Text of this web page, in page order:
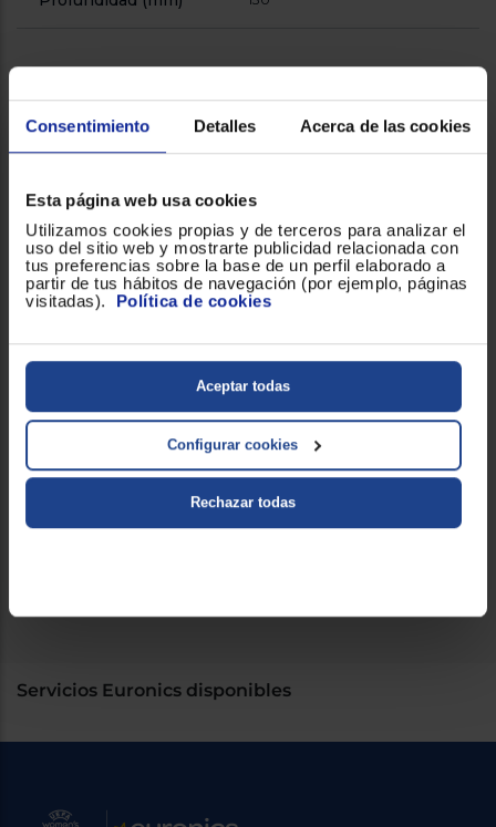
Consentimiento Detalles Acerca de las cookies
Esta página web usa cookies
Utilizamos cookies propias y de terceros para analizar el
uso del sitio web y mostrarte publicidad relacionada con
tus preferencias sobre la base de un perfil elaborado a
partir de tus hábitos de navegación (por ejemplo, páginas
visitadas). Política de cookies
Aceptar todas
Configurar cookies
Rechazar todas
Asa
Autonomía
Capacidad 0.55 litros
Nivel de ruido (dB) 68
filtro lavable, Soporte de pared
Batería y consumo
Servicios Euronics disponibles